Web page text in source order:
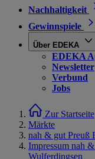
Nachhaltigkeit
Gewinnspiele
Über EDEKA
EDEKA
Newsletter
Verbund
Jobs
Zur Startseite
Märkte
nah & gut Preuß
Impressum nah
Wulferdingsen